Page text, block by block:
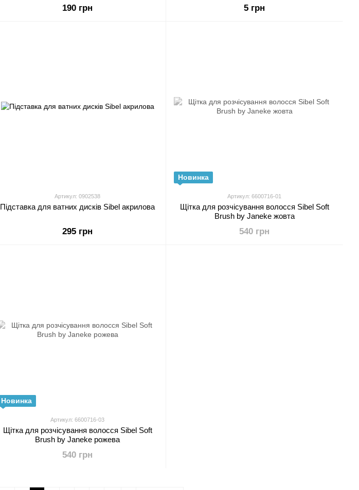
190 грн 5 грн
Артикул: 0902538
Підставка для ватних дисків Sibel акрилова
295 грн
Новинка
Артикул: 6600716-01
Щітка для розчісування волосся Sibel Soft
Brush by Janeke жовта
540 грн
Новинка
Артикул: 6600716-03
Щітка для розчісування волосся Sibel Soft
Brush by Janeke рожева
540 грн